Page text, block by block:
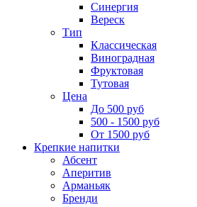
Синергия
Вереск
Тип
Классическая
Виноградная
Фруктовая
Тутовая
Цена
До 500 руб
500 - 1500 руб
От 1500 руб
Крепкие напитки
Абсент
Аперитив
Арманьяк
Бренди